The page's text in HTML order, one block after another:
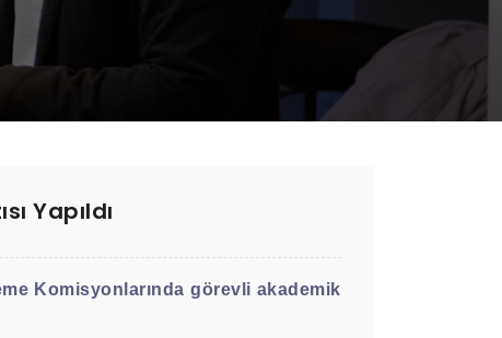
Yapıldı
Komisyonlarında görevli akademik